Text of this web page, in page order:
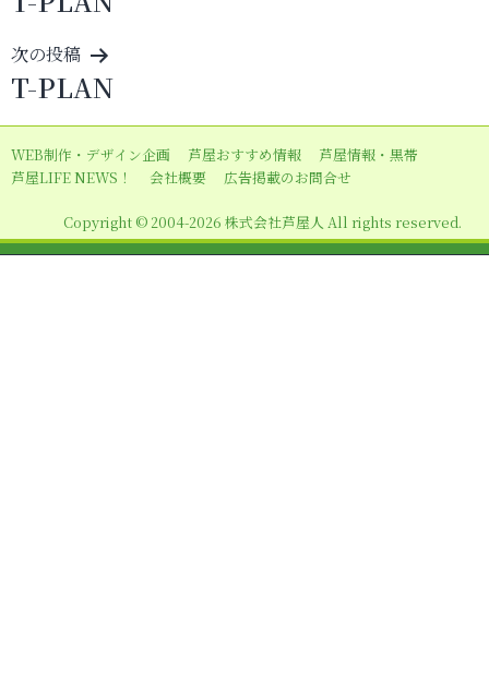
ナ
ビ
ゲ
ー
シ
ン
次の投稿
T-PLAN
WEB制作・デザイン企画 芦屋おすすめ情報
芦屋情報・黒帯
芦屋LIFE NEWS！
会社概要 広告掲載のお問合せ
Copyright © 2004-2026 株式会社芦屋人 All rights reserved.